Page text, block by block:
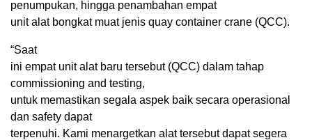
penumpukan, hingga penambahan empat
unit alat bongkat muat jenis quay container crane (QCC).
“Saat
ini empat unit alat baru tersebut (QCC) dalam tahap
commissioning and testing,
untuk memastikan segala aspek baik secara operasional
dan safety dapat
terpenuhi. Kami menargetkan alat tersebut dapat segera